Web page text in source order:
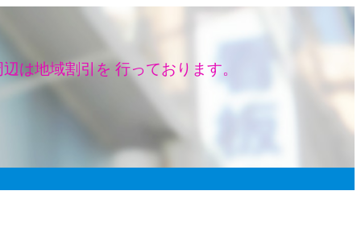
は地域割引を 行っております。